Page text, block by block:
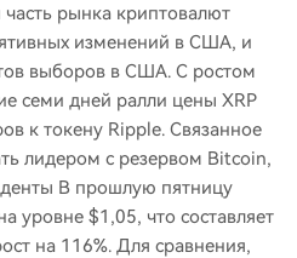
часть рынка криптовалют
изменений в США, и
выборов в США. С ростом
семи дней ралли цены XRP
к токену Ripple. Связанное
лидером с резервом Bitcoin,
В прошлую пятницу
уровне $1,05, что составляет
на 116%. Для сравнения,